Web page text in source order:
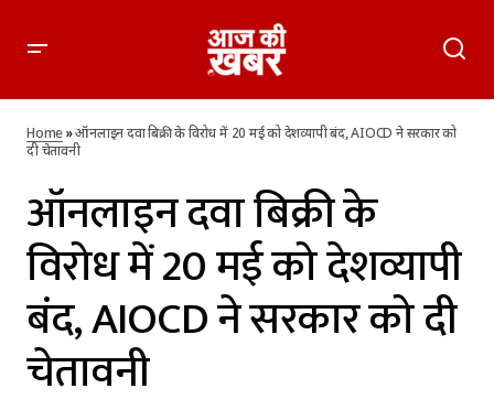
सरकार को दी चेतावनी
Home»ऑनलाइन दवा बिक्री के विरोध में 20 मई को देशव्यापी बंद, AIOCD ने सरकार को
दी चेतावनी
ऑनलाइन दवा बिक्री के
विरोध में 20 मई को देशव्यापी
बंद, AIOCD ने सरकार को दी
चेतावनी